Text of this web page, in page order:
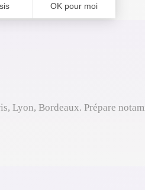
Lyon, Bordeaux. Prépare